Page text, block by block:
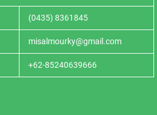
(0435) 8361845
misalmourky@gmail.com
+62-85240639666